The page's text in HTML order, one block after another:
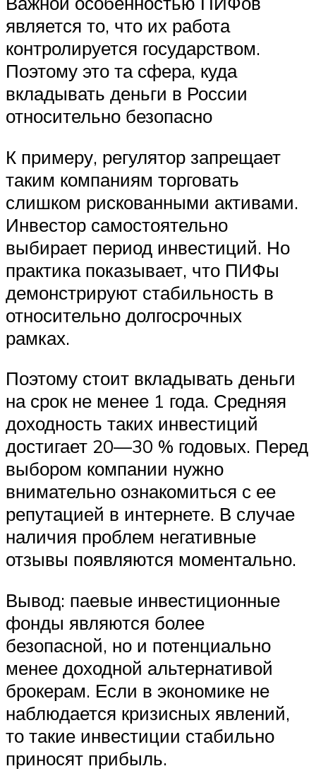
является то, что их работа
контролируется государством.
Поэтому это та сфера, куда
вкладывать деньги в России
относительно безопасно
К примеру, регулятор запрещает
таким компаниям торговать
слишком рискованными активами.
Инвестор самостоятельно
выбирает период инвестиций. Но
практика показывает, что ПИФы
демонстрируют стабильность в
относительно долгосрочных
рамках.
Поэтому стоит вкладывать деньги
на срок не менее 1 года. Средняя
доходность таких инвестиций
достигает 20—30 % годовых. Перед
выбором компании нужно
внимательно ознакомиться с ее
репутацией в интернете. В случае
наличия проблем негативные
отзывы появляются моментально.
Вывод: паевые инвестиционные
фонды являются более
безопасной, но и потенциально
менее доходной альтернативой
брокерам. Если в экономике не
наблюдается кризисных явлений,
то такие инвестиции стабильно
приносят прибыль.